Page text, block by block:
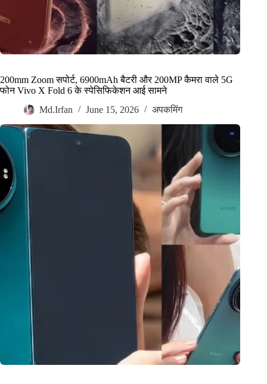
200mm Zoom सपोर्ट, 6900mAh बैटरी और 200MP कैमरा वाले 5G
फोन Vivo X Fold 6 के स्पेसिफिकेशन आई सामने
Md.Irfan
June 15, 2026 अपकमिंग